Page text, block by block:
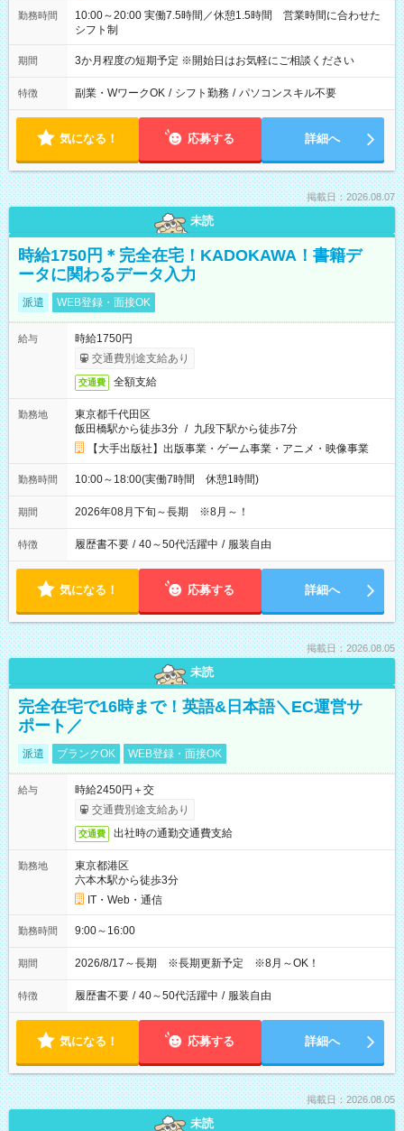
勤務時間
10:00～20:00 実働7.5時間／休憩1.5時間 営業時間に合わせた
シフト制
期間 3か月程度の短期予定 ※開始日はお気軽にご相談ください
特徴 副業・WワークOK / シフト勤務 / パソコンスキル不要
気になる！ 応募する 詳細へ
掲載日：2026.08.07
未読
時給1750円＊完全在宅！KADOKAWA！書籍デ
ータに関わるデータ入力
派遣 WEB登録・面接OK
給与
時給1750円
交通費別途支給あり
交通費 全額支給
勤務地
東京都千代田区
飯田橋駅から徒歩3分 / 九段下駅から徒歩7分
【大手出版社】出版事業・ゲーム事業・アニメ・映像事業
勤務時間 10:00～18:00(実働7時間 休憩1時間)
期間 2026年08月下旬～長期 ※8月～！
特徴 履歴書不要 / 40～50代活躍中 / 服装自由
気になる！ 応募する 詳細へ
掲載日：2026.08.05
未読
完全在宅で16時まで！英語&日本語＼EC運営サ
ポート／
派遣 ブランクOK WEB登録・面接OK
給与
時給2450円＋交
交通費別途支給あり
交通費 出社時の通勤交通費支給
勤務地
東京都港区
六本木駅から徒歩3分
IT・Web・通信
勤務時間 9:00～16:00
期間 2026/8/17～長期 ※長期更新予定 ※8月～OK！
特徴 履歴書不要 / 40～50代活躍中 / 服装自由
気になる！ 応募する 詳細へ
掲載日：2026.08.05
未読